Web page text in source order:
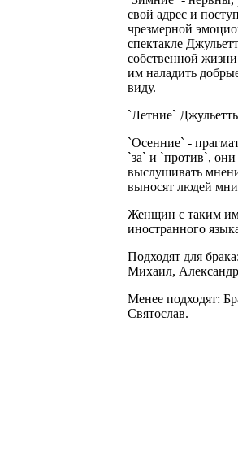
свой адрес и
чрезмерной
спектакле
собственной
им наладить
виду.
`Летние`
`Осенние` -
`за` и `против`,
выслушивать
выносят людей
Женщин с таким
иностранного
Подходят для
Михаил,
Менее подходят:
Святослав.